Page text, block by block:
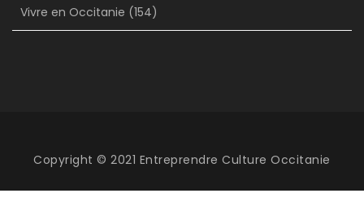
Vivre en Occitanie (154)
Copyright © 2021 Entreprendre Culture Occitanie